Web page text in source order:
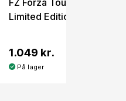
FZ Forza Tour Line 12pcs
Limited Edition PU Leather
1.049 kr.
På lager